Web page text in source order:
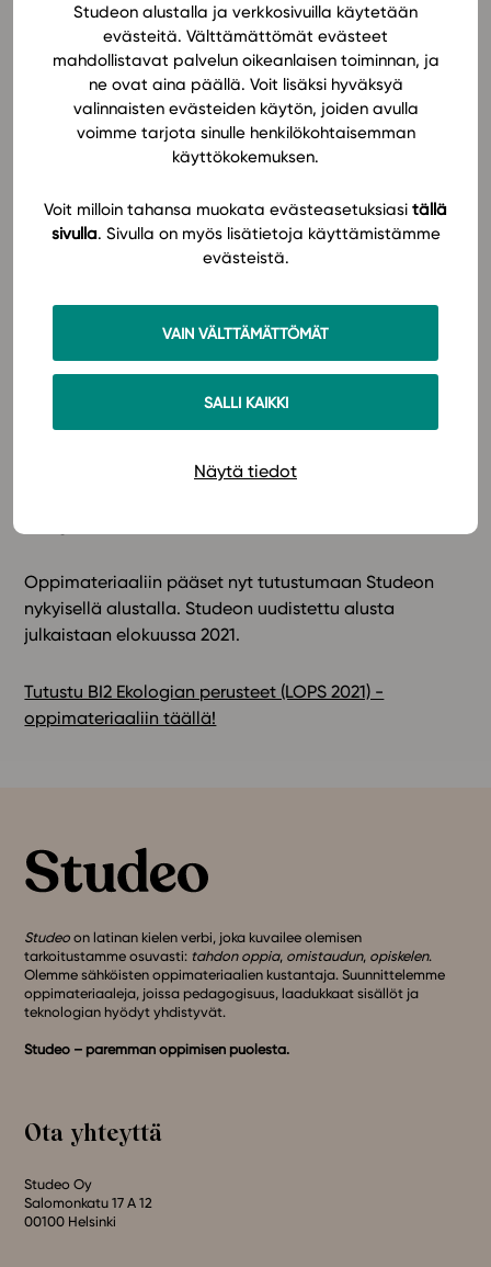
Studeon alustalla ja verkkosivuilla käytetään
evästeitä. Välttämättömät evästeet
mahdollistavat palvelun oikeanlaisen toiminnan, ja
ne ovat aina päällä. Voit lisäksi hyväksyä
valinnaisten evästeiden käytön, joiden avulla
voimme tarjota sinulle henkilökohtaisemman
käyttökokemuksen.
Voit milloin tahansa muokata evästeasetuksiasi tällä
sivulla. Sivulla on myös lisätietoja käyttämistämme
evästeistä.
VAIN VÄLTTÄMÄTTÖMÄT
SALLI KAIKKI
Näytä tiedot
Monipuoliset havainnollistavat kuvat, videot ja linkit
erilaisille biologiaan liittyville sivustoille täydentävät
oppimista. Oppimateriaali harjaannuttaa opiskelijaa
itsenäiseen tiedonhakuun, tiedon soveltamiseen ja
rakentamiseen lähdekritiikkiä unohtamatta.
Harjoituksia on myös helppo kohdistaa erilaisille
pareittain tai ryhmissä tehtäviksi.
Oppimateriaali antaa valmiuksia tarkastella
ominaisuuksista sekä lajien välisistä
vuorovaikutussuhteista, joita kuvataan lukuisten
esimerkkien avulla. Opiskelija tutustuu materiaalin
opiskelija tutustuu maapallon tärkeimpiin biomeihin ja
Oppimateriaaliin pääset nyt tutustumaan Studeon
nykyisellä alustalla. Studeon uudistettu alusta
julkaistaan elokuussa 2021.
Tutustu BI2 Ekologian perusteet (LOPS 2021) -
oppimateriaaliin täällä!
Studeo on latinan kielen verbi, joka kuvailee olemisen
tarkoitustamme osuvasti: tahdon oppia, omistaudun, opiskelen.
Olemme sähköisten oppimateriaalien kustantaja. Suunnittelemme
oppimateriaaleja, joissa pedagogisuus, laadukkaat sisällöt ja
teknologian hyödyt yhdistyvät.
Studeo – paremman oppimisen puolesta.
Ota yhteyttä
Studeo Oy
Salomonkatu 17 A 12
00100 Helsinki